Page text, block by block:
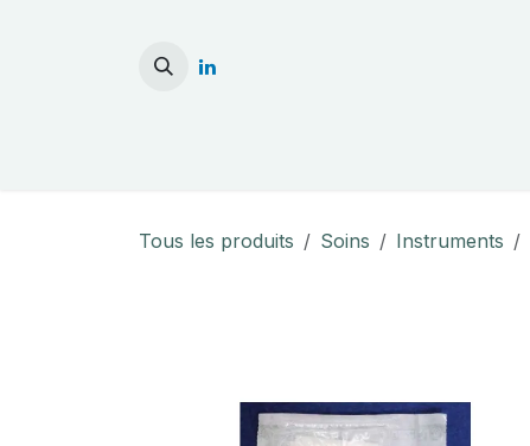
Tous les produits Soins Instruments